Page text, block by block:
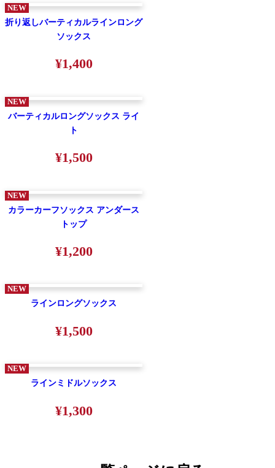
NEW
折り返しバーティカルラインロング
ソックス
¥1,400
NEW
バーティカルロングソックス ライ
ト
¥1,500
NEW
カラーカーフソックス アンダース
トップ
¥1,200
NEW
ラインロングソックス
¥1,500
NEW
ラインミドルソックス
¥1,300